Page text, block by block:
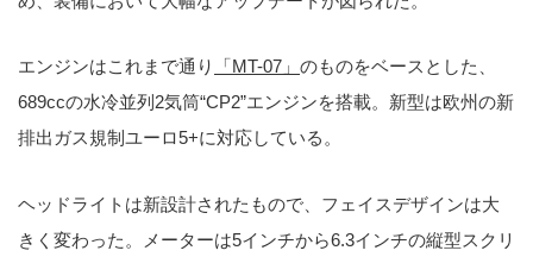
エンジンはこれまで通り 「MT-07」 のものをベースとした、
689ccの水冷並列2気筒“CP2”エンジンを搭載。新型は欧州の新
排出ガス規制ユーロ5+に対応している。
ヘッドライトは新設計されたもので、フェイスデザインは大
きく変わった。メーターは5インチから6.3インチの縦型スクリ